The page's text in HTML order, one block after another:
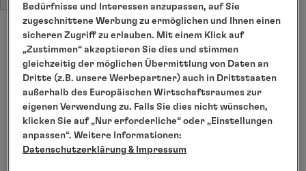
Bedürfnisse und Interessen anzupassen, auf Sie
zugeschnittene Werbung zu ermöglichen und Ihnen einen
sicheren Zugriff zu erlauben. Mit einem Klick auf
„Zustimmen“ akzeptieren Sie dies und stimmen
gleichzeitig der möglichen Übermittlung von Daten an
Dritte (z.B. unsere Werbepartner) auch in Drittstaaten
außerhalb des Europäischen Wirtschaftsraumes zur
eigenen Verwendung zu. Falls Sie dies nicht wünschen,
klicken Sie auf „Nur erforderliche“ oder „Einstellungen
anpassen“. Weitere Informationen:
Datenschutzerklärung & Impressum